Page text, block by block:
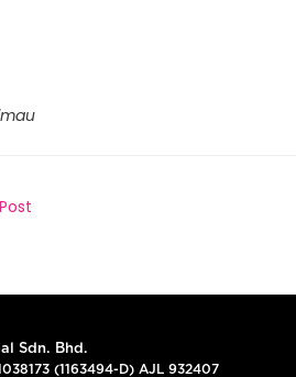
Sdn. Bhd.
(1163494-D) AJL 932407